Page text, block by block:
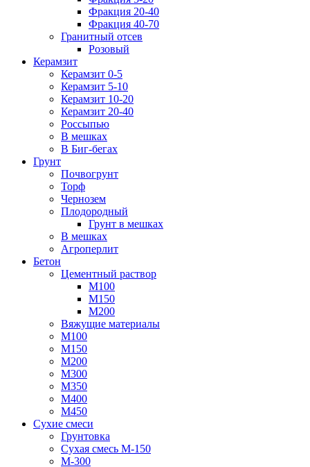
Фракция 20-40
Фракция 40-70
Гранитный отсев
Розовый
Керамзит
Керамзит 0-5
Керамзит 5-10
Керамзит 10-20
Керамзит 20-40
Россыпью
В мешках
В Биг-бегах
Грунт
Почвогрунт
Торф
Чернозем
Плодородный
Грунт в мешках
В мешках
Агроперлит
Бетон
Цементный раствор
М100
М150
М200
Вяжущие материалы
М100
М150
М200
М300
М350
М400
М450
Сухие смеси
Грунтовка
Сухая смесь М-150
М-300